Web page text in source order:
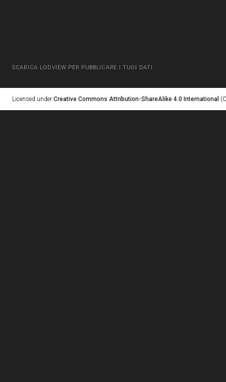
SCARICA LODVIEW PER PUBBLICARE I TUOI DATI
Licensed under Creative Commons Attribution-ShareAlike 4.0 International